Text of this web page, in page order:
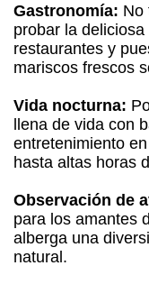
Gastronomía: No
probar la
restaurantes y
mariscos frescos
Vida nocturna:
llena de vida con
entretenimiento
hasta altas horas
Observación de
para los amantes
alberga una
natural.